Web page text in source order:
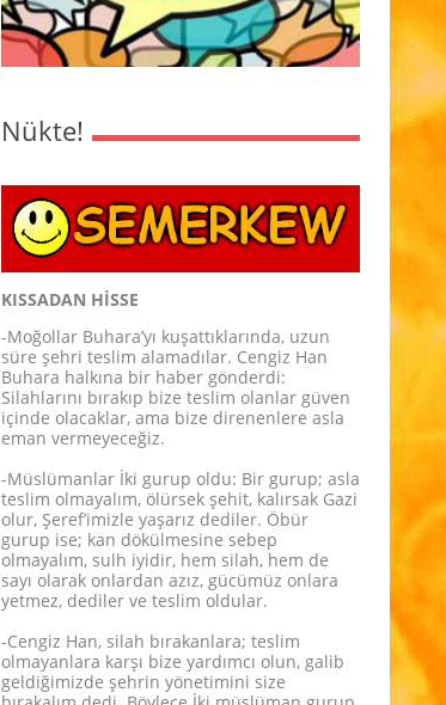
Nükte!
KISSADAN HİSSE
-Moğollar Buhara’yı kuşattıklarında, uzun
süre şehri teslim alamadılar. Cengiz Han
Buhara halkına bir haber gönderdi:
Silahlarını bırakıp bize teslim olanlar güven
içinde olacaklar, ama bize direnenlere asla
eman vermeyeceğiz.
-Müslümanlar İki gurup oldu: Bir gurup; asla
teslim olmayalım, ölürsek şehit, kalırsak Gazi
olur, Şeref’imizle yaşarız dediler. Öbür
gurup ise; kan dökülmesine sebep
olmayalım, sulh iyidir, hem silah, hem de
sayı olarak onlardan azız, gücümüz onlara
yetmez, dediler ve teslim oldular.
-Cengiz Han, silah bırakanlara; teslim
olmayanlara karşı bize yardımcı olun, galib
geldiğimizde şehrin yönetimini size